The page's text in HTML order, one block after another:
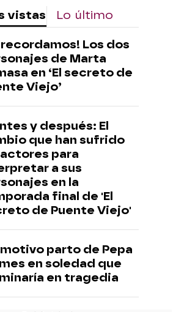
vistas Lo último
recordamos! Los dos
de Marta
en ‘El secreto de
Viejo’
y después: El
que han sufrido
para
a sus
en la
final de 'El
de Puente Viejo'
parto de Pepa
en soledad que
en tragedia